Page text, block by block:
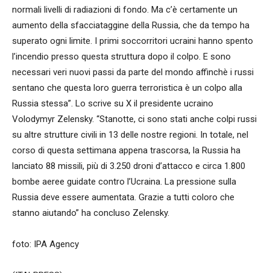
normali livelli di radiazioni di fondo. Ma c’è certamente un
aumento della sfacciataggine della Russia, che da tempo ha
superato ogni limite. I primi soccorritori ucraini hanno spento
l’incendio presso questa struttura dopo il colpo. E sono
necessari veri nuovi passi da parte del mondo affinchè i russi
sentano che questa loro guerra terroristica è un colpo alla
Russia stessa”. Lo scrive su X il presidente ucraino
Volodymyr Zelensky. “Stanotte, ci sono stati anche colpi russi
su altre strutture civili in 13 delle nostre regioni. In totale, nel
corso di questa settimana appena trascorsa, la Russia ha
lanciato 88 missili, più di 3.250 droni d’attacco e circa 1.800
bombe aeree guidate contro l’Ucraina. La pressione sulla
Russia deve essere aumentata. Grazie a tutti coloro che
stanno aiutando” ha concluso Zelensky.
foto: IPA Agency